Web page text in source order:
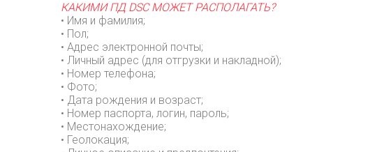
КАКИМИ ПД DSC МОЖЕТ РАСПОЛАГАТЬ?
• Имя и фамилия;
• Пол;
• Адрес электронной почты;
• Личный адрес (для отгрузки и накладной);
• Номер телефона;
• Фото;
• Дата рождения и возраст;
• Номер паспорта, логин, пароль;
• Местонахождение;
• Геолокация;